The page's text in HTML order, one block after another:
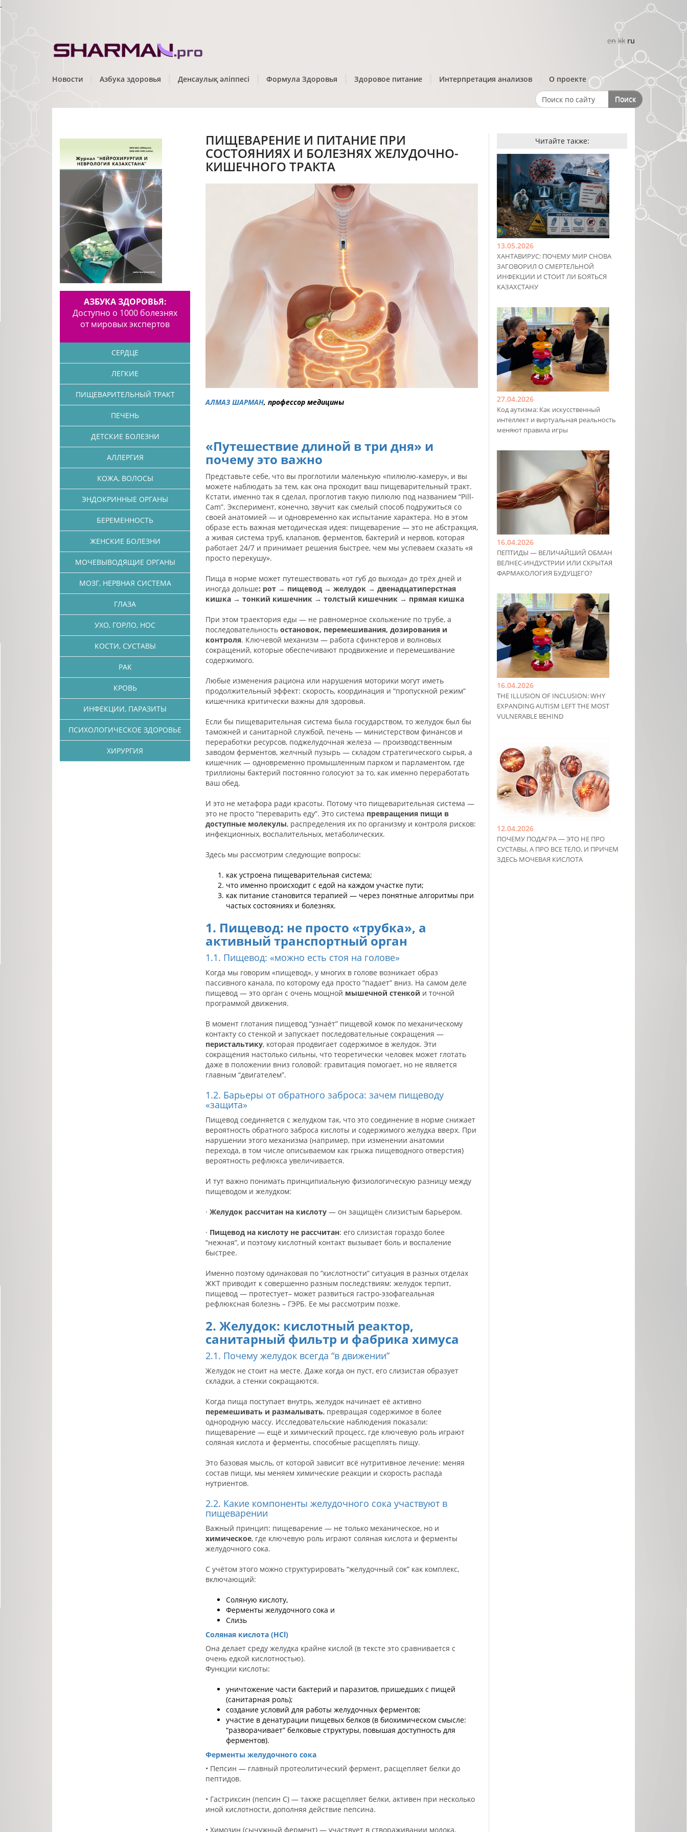
.
en kk ru
Новости Азбука здоровья Денсаулық әліппесі Формула Здоровья Здоровое питание Интерпретация анализов О проекте
Search formПоиск
ПИЩЕВАРЕНИЕ И ПИТАНИЕ ПРИ
СОСТОЯНИЯХ И БОЛЕЗНЯХ ЖЕЛУДОЧНО-
КИШЕЧНОГО ТРАКТА
АЛМАЗ ШАРМАН, профессор медицины
«Путешествие длиной в три дня» и
почему это важно
Представьте себе, что вы проглотили маленькую «пилюлю-камеру», и вы
можете наблюдать за тем, как она проходит ваш пищеварительный тракт.
Кстати, именно так я сделал, проглотив такую пилюлю под названием “Pill-
Cam”. Эксперимент, конечно, звучит как смелый способ подружиться со
своей анатомией — и одновременно как испытание характера. Но в этом
образе есть важная методическая идея: пищеварение — это не абстракция,
а живая система труб, клапанов, ферментов, бактерий и нервов, которая
работает 24/7 и принимает решения быстрее, чем мы успеваем сказать «я
просто перекушу».
Пища в норме может путешествовать «от губ до выхода» до трёх дней и
иногда дольше: рот → пищевод → желудок → двенадцатиперстная
кишка → тонкий кишечник → толстый кишечник → прямая кишка
При этом траектория еды — не равномерное скольжение по трубе, а
последовательность остановок, перемешивания, дозирования и
контроля. Ключевой механизм — работа сфинктеров и волновых
сокращений, которые обеспечивают продвижение и перемешивание
содержимого.
Любые изменения рациона или нарушения моторики могут иметь
продолжительный эффект: скорость, координация и “пропускной режим”
кишечника критически важны для здоровья.
Если бы пищеварительная система была государством, то желудок был бы
таможней и санитарной службой, печень — министерством финансов и
переработки ресурсов, поджелудочная железа — производственным
заводом ферментов, желчный пузырь — складом стратегического сырья, а
кишечник — одновременно промышленным парком и парламентом, где
триллионы бактерий постоянно голосуют за то, как именно переработать
ваш обед.
И это не метафора ради красоты. Потому что пищеварительная система —
это не просто “переварить еду”. Это система превращения пищи в
доступные молекулы, распределения их по организму и контроля рисков:
инфекционных, воспалительных, метаболических.
Здесь мы рассмотрим следующие вопросы:
как устроена пищеварительная система;
что именно происходит с едой на каждом участке пути;
как питание становится терапией — через понятные алгоритмы при
частых состояниях и болезнях.
1. Пищевод: не просто «трубка», а
активный транспортный орган
1.1. Пищевод: «можно есть стоя на голове»
Когда мы говорим «пищевод», у многих в голове возникает образ
пассивного канала, по которому еда просто “падает” вниз. На самом деле
пищевод — это орган с очень мощной мышечной стенкой и точной
программой движения.
В момент глотания пищевод “узнаёт” пищевой комок по механическому
контакту со стенкой и запускает последовательные сокращения —
перистальтику, которая продвигает содержимое в желудок. Эти
сокращения настолько сильны, что теоретически человек может глотать
даже в положении вниз головой: гравитация помогает, но не является
главным “двигателем”.
1.2. Барьеры от обратного заброса: зачем пищеводу
«защита»
Пищевод соединяется с желудком так, что это соединение в норме снижает
вероятность обратного заброса кислоты и содержимого желудка вверх. При
нарушении этого механизма (например, при изменении анатомии
перехода, в том числе описываемом как грыжа пищеводного отверстия)
вероятность рефлюкса увеличивается.
И тут важно понимать принципиальную физиологическую разницу между
пищеводом и желудком:
· Желудок рассчитан на кислоту — он защищён слизистым барьером.
· Пищевод на кислоту не рассчитан: его слизистая гораздо более
“нежная”, и поэтому кислотный контакт вызывает боль и воспаление
быстрее.
Именно поэтому одинаковая по “кислотности” ситуация в разных отделах
ЖКТ приводит к совершенно разным последствиям: желудок терпит,
пищевод — протестует– может развиться гастро-эзофагеальная
рефлюксная болезнь – ГЭРБ. Ее мы рассмотрим позже.
2. Желудок: кислотный реактор,
санитарный фильтр и фабрика химуса
2.1. Почему желудок всегда “в движении”
Желудок не стоит на месте. Даже когда он пуст, его слизистая образует
складки, а стенки сокращаются.
Когда пища поступает внутрь, желудок начинает её активно
перемешивать и размалывать, превращая содержимое в более
однородную массу. Исследовательские наблюдения показали:
пищеварение — ещё и химический процесс, где ключевую роль играют
соляная кислота и ферменты, способные расщеплять пищу.
Это базовая мысль, от которой зависит всё нутритивное лечение: меняя
состав пищи, мы меняем химические реакции и скорость распада
нутриентов.
2.2. Какие компоненты желудочного сока участвуют в
пищеварении
Важный принцип: пищеварение — не только механическое, но и
химическое, где ключевую роль играют соляная кислота и ферменты
желудочного сока.
С учётом этого можно структурировать “желудочный сок” как комплекс,
включающий:
Соляную кислоту,
Ферменты желудочного сока и
Слизь
Соляная кислота (HCl)
Она делает среду желудка крайне кислой (в тексте это сравнивается с
очень едкой кислотностью).
Функции кислоты:
уничтожение части бактерий и паразитов, пришедших с пищей
(санитарная роль);
создание условий для работы желудочных ферментов;
участие в денатурации пищевых белков (в биохимическом смысле:
“разворачивает” белковые структуры, повышая доступность для
ферментов).
Ферменты желудочного сока
• Пепсин — главный протеолитический фермент, расщепляет белки до
пептидов.
• Гастриксин (пепсин C) — также расщепляет белки, активен при несколько
иной кислотности, дополняя действие пепсина.
• Химозин (сычужный фермент) — участвует в створаживании молока,
АЗБУКА ЗДОРОВЬЯ:
Доступно о 1000 болезнях
от мировых экспертов
СЕРДЦЕ
ЛЕГКИЕ
ПИЩЕВАРИТЕЛЬНЫЙ ТРАКТ
ПЕЧЕНЬ
ДЕТСКИЕ БОЛЕЗНИ
АЛЛЕРГИЯ
КОЖА, ВОЛОСЫ
ЭНДОКРИННЫЕ ОРГАНЫ
БЕРЕМЕННОСТЬ
ЖЕНСКИЕ БОЛЕЗНИ
МОЧЕВЫВОДЯЩИЕ ОРГАНЫ
МОЗГ, НЕРВНАЯ СИСТЕМА
ГЛАЗА
УХО, ГОРЛО, НОС
КОСТИ, СУСТАВЫ
РАК
КРОВЬ
ИНФЕКЦИИ, ПАРАЗИТЫ
ПСИХОЛОГИЧЕСКОЕ ЗДОРОВЬЕ
ХИРУРГИЯ
Читайте также:
13.05.2026
ХАНТАВИРУС: ПОЧЕМУ МИР СНОВА
ЗАГОВОРИЛ О СМЕРТЕЛЬНОЙ
ИНФЕКЦИИ И СТОИТ ЛИ БОЯТЬСЯ
КАЗАХСТАНУ
27.04.2026
Код аутизма: Как искусственный
интеллект и виртуальная реальность
меняют правила игры
16.04.2026
ПЕПТИДЫ — ВЕЛИЧАЙШИЙ ОБМАН
ВЕЛНЕС-ИНДУСТРИИ ИЛИ СКРЫТАЯ
ФАРМАКОЛОГИЯ БУДУЩЕГО?
16.04.2026
THE ILLUSION OF INCLUSION: WHY
EXPANDING AUTISM LEFT THE MOST
VULNERABLE BEHIND
12.04.2026
ПОЧЕМУ ПОДАГРА — ЭТО НЕ ПРО
СУСТАВЫ, А ПРО ВСЕ ТЕЛО, И ПРИЧЕМ
ЗДЕСЬ МОЧЕВАЯ КИСЛОТА